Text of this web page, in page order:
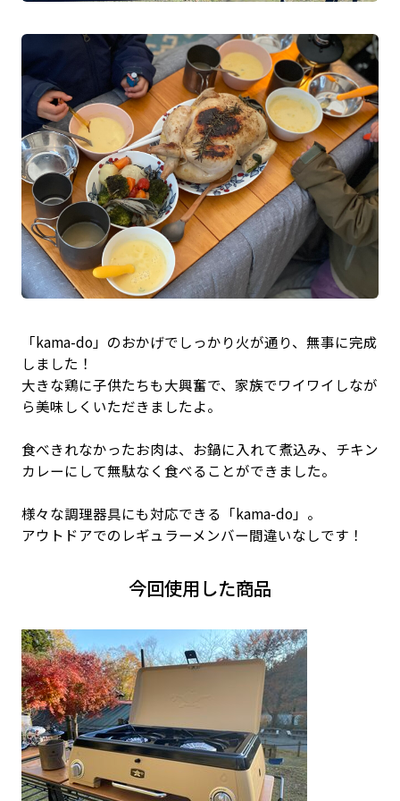
「kama-do」のおかげでしっかり火が通り、無事に完成
しました！
大きな鶏に子供たちも大興奮で、家族でワイワイしなが
ら美味しくいただきましたよ。
食べきれなかったお肉は、お鍋に入れて煮込み、チキン
カレーにして無駄なく食べることができました。
様々な調理器具にも対応できる「kama-do」。
アウトドアでのレギュラーメンバー間違いなしです！
今回使用した商品